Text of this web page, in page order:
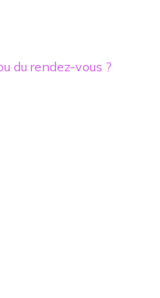
du rendez-vous ?